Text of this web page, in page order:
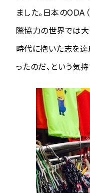
ました。日本のODA
際協力の世界では大
時代に抱いた志を達
ったのだ、という気